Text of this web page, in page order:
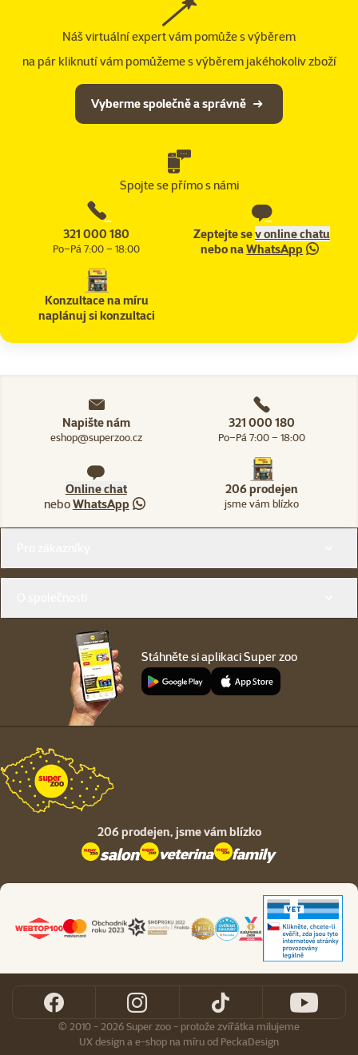
Náš virtuální expert vám pomůže s výběrem
na pár kliknutí vám pomůžeme s výběrem jakéhokoliv zboží
Vyberme společně a správně
Spojte se přímo s námi
321 000 180
Po–Pá 7:00 – 18:00
Zeptejte sev online chatu
nebo naWhatsApp
Konzultace na míru
naplánuj si konzultaci
Napište nám
eshop@superzoo.cz
321 000 180
Po–Pá 7:00 – 18:00
Online chat
neboWhatsApp
206 prodejen
jsme vám blízko
Stáhněte si aplikaci Super zoo
206 prodejen, jsme vám blízko
© 2010 - 2026 Super zoo - protože zvířátka milujeme
UX designae-shop na míruod PeckaDesign